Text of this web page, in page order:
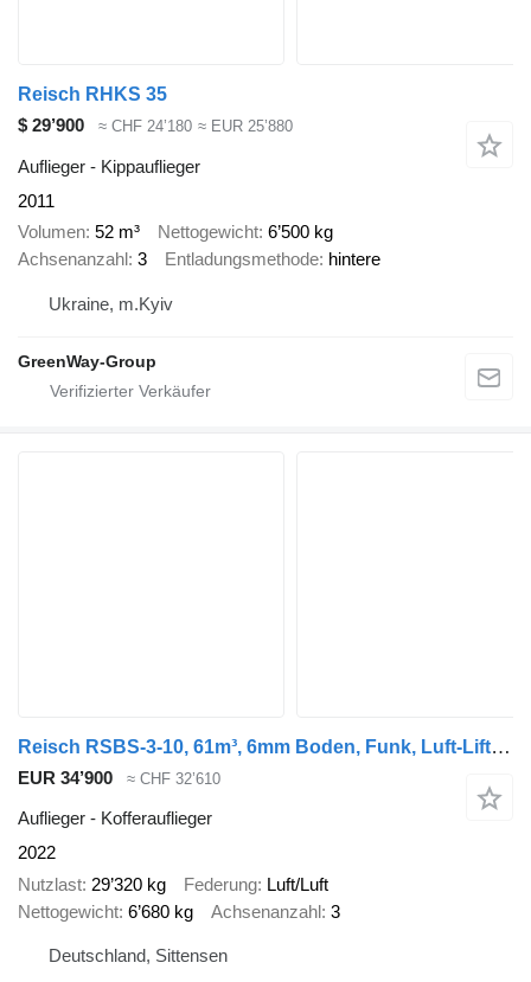
Reisch RHKS 35
$ 29’900
≈ CHF 24’180 ≈ EUR 25’880
Auflieger - Kippauflieger
2011
Volumen 52 m³ Nettogewicht 6’500 kg
Achsenanzahl 3 Entladungsmethode hintere
Ukraine, m.Kyiv
GreenWay-Group
Reisch RSBS-3-10, 61m³, 6mm Boden, Funk, Luft-Lift, SAF
EUR 34’900 ≈ CHF 32’610
Auflieger - Kofferauflieger
2022
Nutzlast 29’320 kg Federung Luft/Luft
Nettogewicht 6’680 kg Achsenanzahl 3
Deutschland, Sittensen